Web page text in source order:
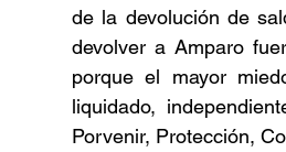
de la devolución de
devolver a Amparo
porque el mayor
liquidado,
Porvenir, Protección,